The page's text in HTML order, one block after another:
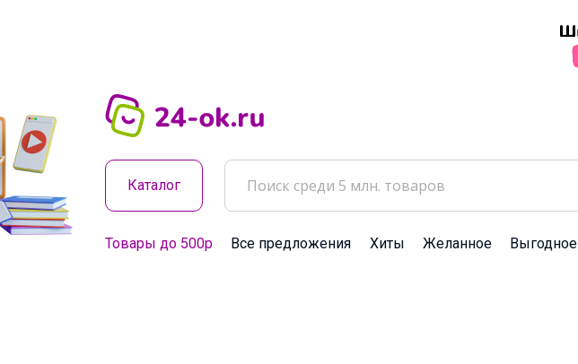
Каталог
Товары до 500р Все предложения Хиты Желанное Выгодное